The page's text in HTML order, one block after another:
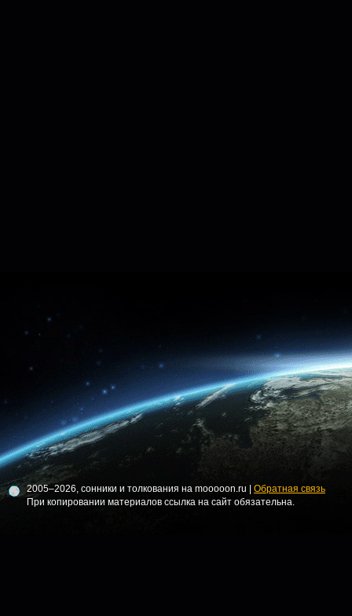
2005–2026, сонники и толкования на mooooon.ru | Обратная связь
При копировании материалов ссылка на сайт обязательна.